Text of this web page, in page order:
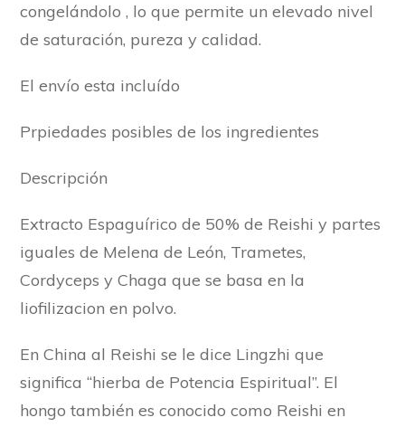
congelándolo , lo que permite un elevado nivel
de saturación, pureza y calidad.
El envío esta incluído
Prpiedades posibles de los ingredientes
Descripción
Extracto Espaguírico de 50% de Reishi y partes
iguales de Melena de León, Trametes,
Cordyceps y Chaga que se basa en la
liofilizacion en polvo.
En China al Reishi se le dice Lingzhi que
significa “hierba de Potencia Espiritual”. El
hongo también es conocido como Reishi en